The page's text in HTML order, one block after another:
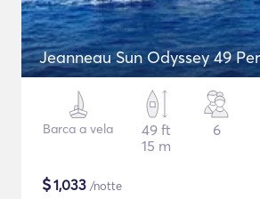
Jeanneau Sun Odyssey 49
Barca a vela
49 ft
15 m
6
$1,033 /notte